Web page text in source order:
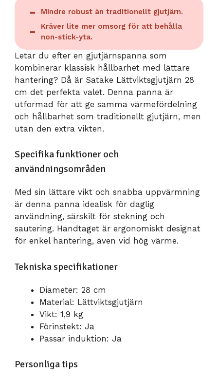
Mindre robust än traditionellt gjutjärn.
Kräver lite mer omsorg för att behålla
non-stick-yta.
Letar du efter en gjutjärnspanna som
kombinerar klassisk hållbarhet med lättare
hantering? Då är Satake Lättviktsgjutjärn 28
cm det perfekta valet. Denna panna är
utformad för att ge samma värmefördelning
och hållbarhet som traditionellt gjutjärn, men
utan den extra vikten.
Specifika funktioner och
användningsområden
Med sin lättare vikt och snabba uppvärmning
är denna panna idealisk för daglig
användning, särskilt för stekning och
sautering. Handtaget är ergonomiskt designat
för enkel hantering, även vid hög värme.
Tekniska specifikationer
Diameter: 28 cm
Material: Lättviktsgjutjärn
Vikt: 1,9 kg
Förinstekt: Ja
Passar induktion: Ja
Personliga tips